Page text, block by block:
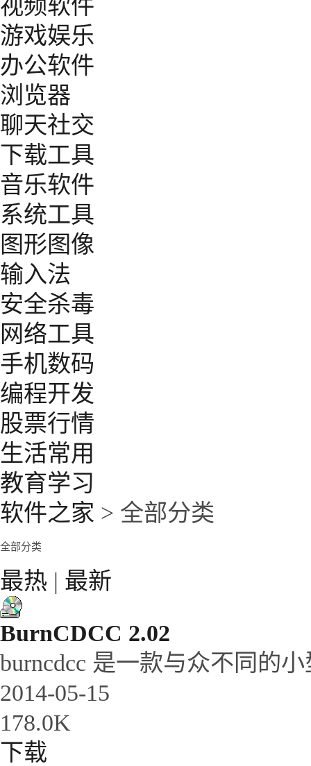
视频软件
游戏娱乐
办公软件
浏览器
聊天社交
下载工具
音乐软件
系统工具
图形图像
输入法
安全杀毒
网络工具
手机数码
编程开发
股票行情
生活常用
教育学习
软件之家 > 全部分类
全部分类
最热 | 最新
BurnCDCC 2.02
burncdcc 是一款与众不同的
2014-05-15
178.0K
下载